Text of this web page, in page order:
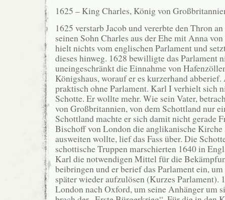
1625 – King Charles, König von
1625 verstarb Jacob und vererbte den Thron
seinen Sohn Charles aus der Ehe mit Anna
hielt nichts vom englischen Parlament und
dieses hinweg. 1628 bewilligte das Parlament
uneingeschränkt die Einnahme von
Königshaus, worauf er es kurzerhand
praktisch ohne Parlament. Karl I verhielt sich
Schotte. Er wollte mehr. Wie sein Vater,
von Großbritannien, von dem Schottland nur
Schottland machte er sich damit nicht gerade
Bischoff von London die anglikanische Kirche
ausweiten wollte, lief das Fass über. Die
schottische Truppen marschierten 1640 in
Karl die notwendigen Mittel für die
beibringen und er berief das Parlament ein,
später wieder aufzulösen (Kurzes Parlament).
London nach Oxford, um seine Anhänger um